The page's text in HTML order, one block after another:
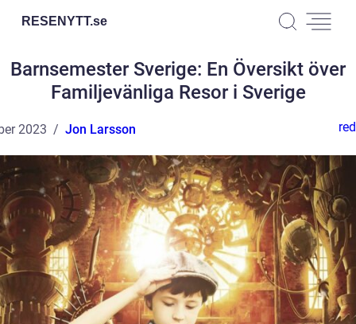
RESENYTT.se
Barnsemester Sverige: En Översikt över
Familjevänliga Resor i Sverige
2023 Jon Larsson